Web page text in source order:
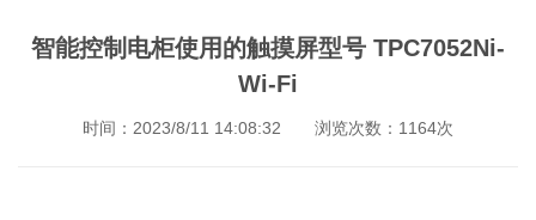
智能控制电柜使用的触摸屏型号 TPC7052Ni-
Wi-Fi
时间：2023/8/11 14:08:32 浏览次数：1164次